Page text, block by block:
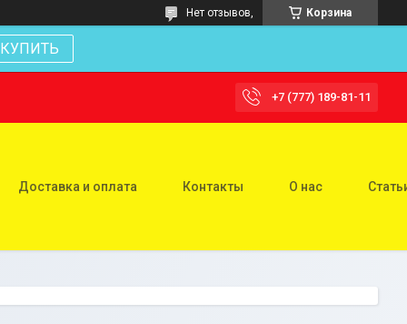
Корзина
Нет отзывов,
КУПИТЬ
+7 (777) 189-81-11
Доставка и оплата Контакты О нас